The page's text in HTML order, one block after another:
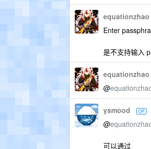
equationzhao
Enter
是不支持输入
equationzhao
@
ysmood OP
@
可以通过